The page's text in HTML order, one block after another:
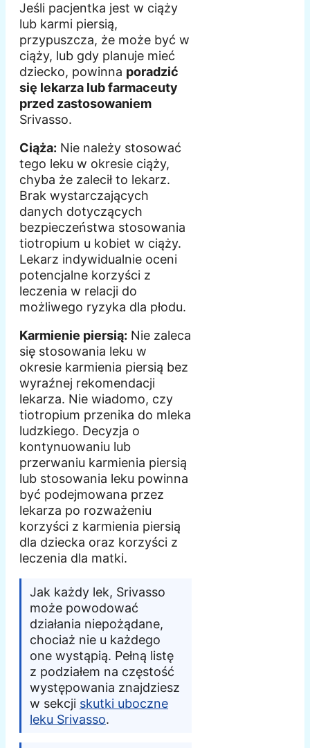
Jeśli pacjentka jest w ciąży
lub karmi piersią,
przypuszcza, że może być w
ciąży, lub gdy planuje mieć
dziecko, powinna poradzić
się lekarza lub farmaceuty
przed zastosowaniem
Srivasso.
Ciąża: Nie należy stosować
tego leku w okresie ciąży,
chyba że zalecił to lekarz.
Brak wystarczających
danych dotyczących
bezpieczeństwa stosowania
tiotropium u kobiet w ciąży.
Lekarz indywidualnie oceni
potencjalne korzyści z
leczenia w relacji do
możliwego ryzyka dla płodu.
Karmienie piersią: Nie zaleca
się stosowania leku w
okresie karmienia piersią bez
wyraźnej rekomendacji
lekarza. Nie wiadomo, czy
tiotropium przenika do mleka
ludzkiego. Decyzja o
kontynuowaniu lub
przerwaniu karmienia piersią
lub stosowania leku powinna
być podejmowana przez
lekarza po rozważeniu
korzyści z karmienia piersią
dla dziecka oraz korzyści z
leczenia dla matki.
Jak każdy lek, Srivasso
może powodować
działania niepożądane,
chociaż nie u każdego
one wystąpią. Pełną listę
z podziałem na częstość
występowania znajdziesz
w sekcji skutki uboczne
leku Srivasso.